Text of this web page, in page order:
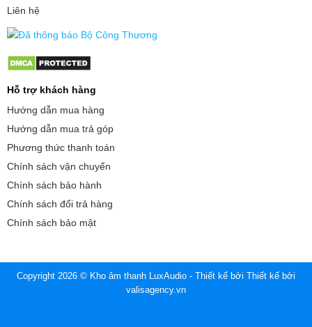
Liên hệ
Hỗ trợ khách hàng
Hướng dẫn mua hàng
Hướng dẫn mua trả góp
Phương thức thanh toán
Chính sách vận chuyển
Chính sách bảo hành
Chính sách đổi trả hàng
Chính sách bảo mật
Copyright 2026 © Kho âm thanh LuxAudio - Thiết kế bởi Thiết kế bởi
valisagency.vn